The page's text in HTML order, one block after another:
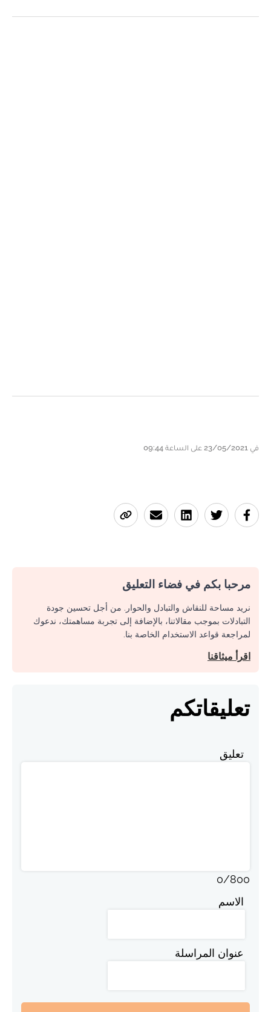
في 23/05/2021 على الساعة 09:44
مرحبا بكم في فضاء التعليق
نريد مساحة للنقاش والتبادل والحوار. من أجل تحسين جودة
التبادلات بموجب مقالاتنا، بالإضافة إلى تجربة مساهمتك، ندعوك
لمراجعة قواعد الاستخدام الخاصة بنا.
اقرأ ميثاقنا
تعليقاتكم
تعليق
0/800
الاسم
عنوان المراسلة